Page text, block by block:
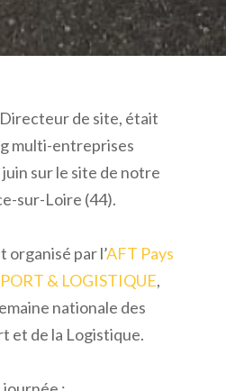
de site, était
multi-entreprises
sur le site de notre
sur-Loire (44).
par l’AFT Pays
& LOGISTIQUE,
nationale des
et de la Logistique.